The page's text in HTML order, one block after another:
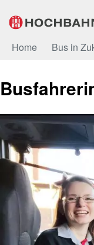
Inhalt
Home Bus in